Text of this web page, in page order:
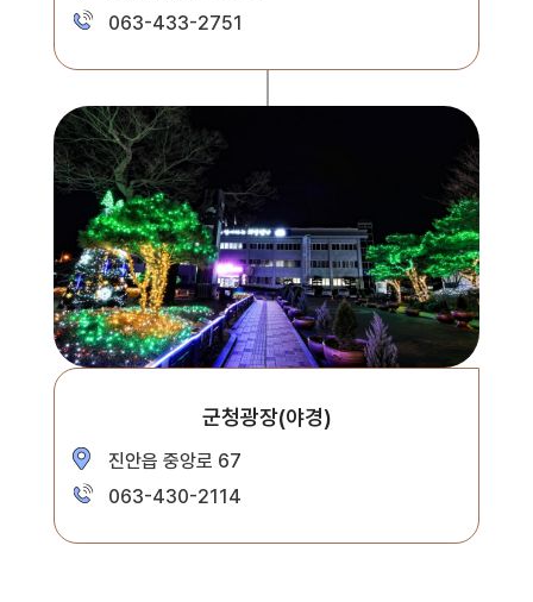
063-433-2751
군청광장(야경)
진안읍 중앙로 67
063-430-2114